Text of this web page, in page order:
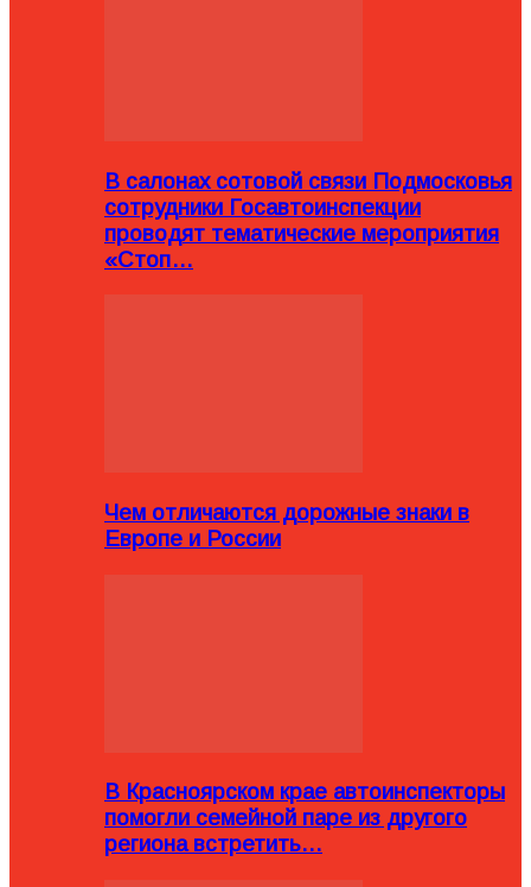
В салонах сотовой связи Подмосковья
сотрудники Госавтоинспекции
проводят тематические мероприятия
«Стоп…
Чем отличаются дорожные знаки в
Европе и России
В Красноярском крае автоинспекторы
помогли семейной паре из другого
региона встретить…